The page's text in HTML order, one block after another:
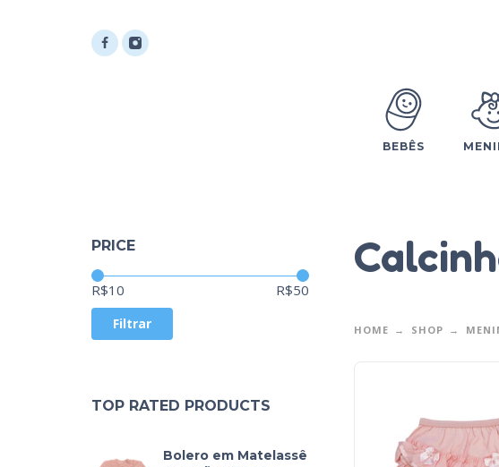
BEBÊS
PRICE
Filtrar
R$10 R$50
TOP RATED PRODUCTS
Bolero em Matelassê
HOME SHOP